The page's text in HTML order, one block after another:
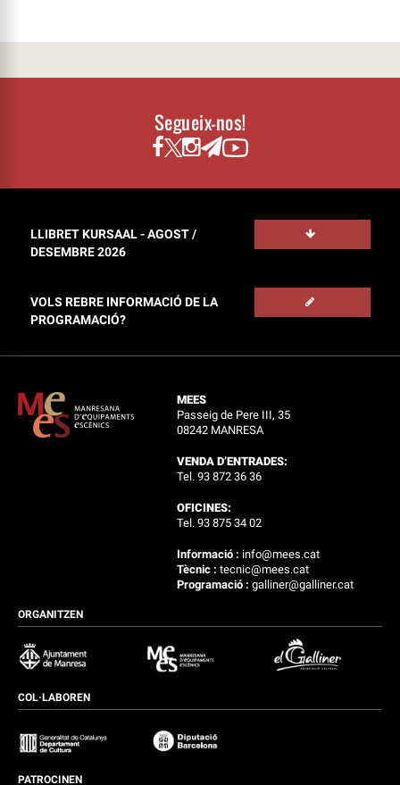
Segueix-nos!
LLIBRET KURSAAL - AGOST /
DESEMBRE 2026
VOLS REBRE INFORMACIÓ DE LA
PROGRAMACIÓ?
MEES
Passeig de Pere III, 35
08242 MANRESA
VENDA D’ENTRADES:
Tel. 93 872 36 36
OFICINES:
Tel. 93 875 34 02
Informació : info@mees.cat
Tècnic :tecnic@mees.cat
Programació :galliner@galliner.cat
ORGANITZEN
COL·LABOREN
PATROCINEN